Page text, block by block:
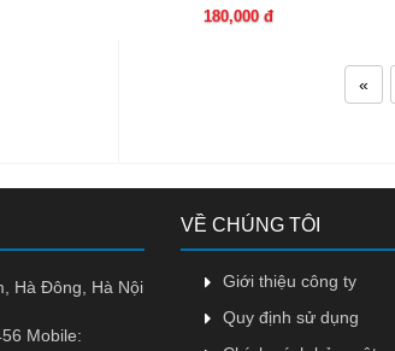
180,000 đ
«
Hà Đông, Hà Nội
Mobile:
VỀ CHÚNG TÔI
Giới thiệu công ty
Quy định sử dụng